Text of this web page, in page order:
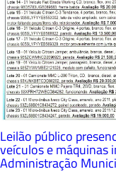
Leilão público
veículos e máquinas
Administração